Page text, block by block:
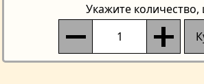
Укажите количество,